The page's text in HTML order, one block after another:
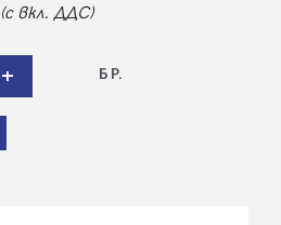
(с вкл. ДДС)
+ БР.